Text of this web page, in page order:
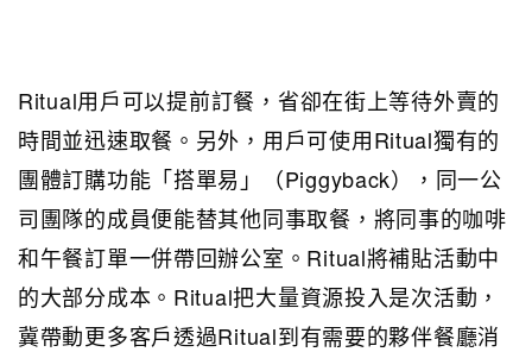
Ritual用戶可以提前訂餐，省卻在街上等待外賣的
時間並迅速取餐。另外，用戶可使用Ritual獨有的
團體訂購功能「搭單易」（Piggyback），同一公
司團隊的成員便能替其他同事取餐，將同事的咖啡
和午餐訂單一併帶回辦公室。Ritual將補貼活動中
的大部分成本。Ritual把大量資源投入是次活動，
冀帶動更多客戶透過Ritual到有需要的夥伴餐廳消